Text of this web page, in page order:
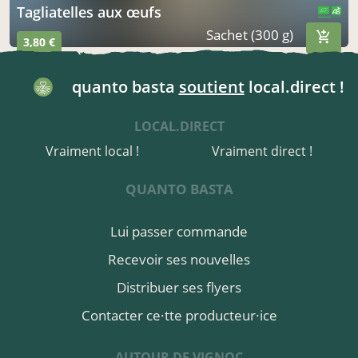
Tagliatelles aux œufs
3,80 € Sachet (300 g)
quanto basta soutientlocal.direct !
LOCAL.DIRECT
Vraiment local !
Vraiment direct !
QUANTO BASTA
Lui passer commande
Recevoir ses nouvelles
Distribuer ses flyers
Contacter ce·tte producteur·ice